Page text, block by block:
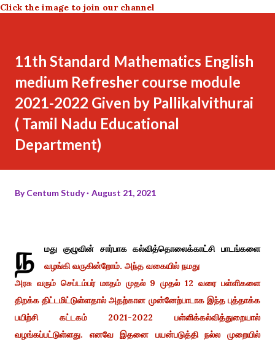
Click the image to join our channel
11th Standard Mathematics English
medium Refresher course module
2021-2022 Given by Pallikalvithurai
( Tamil Nadu Educational
Department)
ByCentum Study August 21, 2021
ந
மது குழுவின் சார்பாக கல்வித்தொலைக்காட்சி பாடங்களை
வழங்கி வருகின்றோம். அந்த வகையில் நமது
அரசு வரும் செப்டம்பர் மாதம் முதல் 9 முதல் 12 வரை பள்ளிகளை
திறக்க திட்டமிட்டுள்ளதால் அதற்கான முன்னேற்பாடாக இந்த புத்தாக்க
பயிற்சி கட்டகம் 2021-2022 பள்ளிக்கல்வித்துறையால்
வழங்கப்பட்டுள்ளது. எனவே இதனை பயன்படுத்தி நல்ல முறையில்